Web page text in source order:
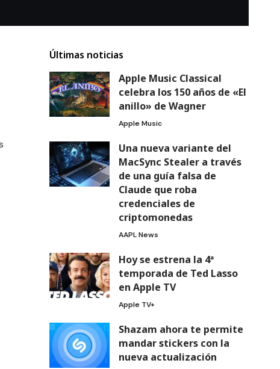
Últimas noticias
Apple Music Classical
celebra los 150 años de «El
anillo» de Wagner
Apple Music
Una nueva variante del
MacSync Stealer a través
de una guía falsa de
Claude que roba
credenciales de
criptomonedas
AAPL News
Hoy se estrena la 4ª
temporada de Ted Lasso
en Apple TV
Apple TV+
Shazam ahora te permite
mandar stickers con la
nueva actualización